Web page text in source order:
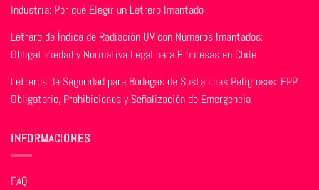
Industria: Por qué Elegir un Letrero Imantado
Letrero de Índice de Radiación UV con Números Imantados:
Obligatoriedad y Normativa Legal para Empresas en Chile
Letreros de Seguridad para Bodegas de Sustancias Peligrosas: EPP
Obligatorio, Prohibiciones y Señalización de Emergencia
INFORMACIONES
FAQ